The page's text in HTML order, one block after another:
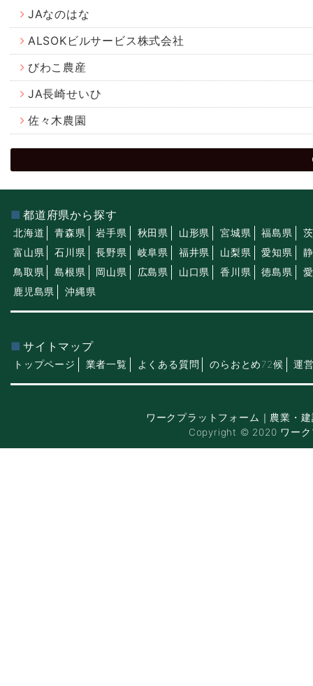
JAなのはな
ALSOKビルサービス株式会社
びわこ農産
JA長崎せいひ
佐々木農園
都道府県から探す
北海道 青森県 岩手県 秋田県 山形県 宮城県 福島県
富山県
石川県 長野県 岐阜県 福井県 山梨県 愛知県
鳥取県
島根県 岡山県 広島県 山口県 香川県 徳島県
鹿児島県
沖縄県
サイトマップ
トップページ 業者一覧 よくある質問 のらおとめ72候 運
ワークプラットフォーム｜農業・
Copyright © 2020 ワーク